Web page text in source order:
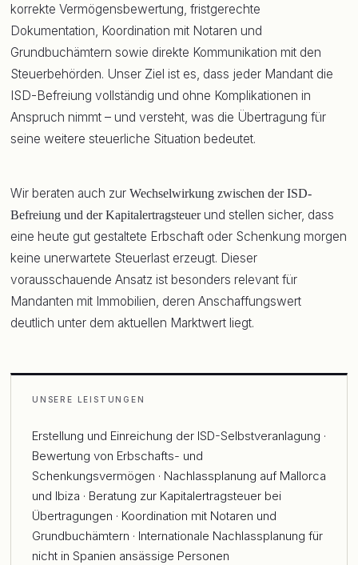
korrekte Vermögensbewertung, fristgerechte
Dokumentation, Koordination mit Notaren und
Grundbuchämtern sowie direkte Kommunikation mit den
Steuerbehörden. Unser Ziel ist es, dass jeder Mandant die
ISD-Befreiung vollständig und ohne Komplikationen in
Anspruch nimmt – und versteht, was die Übertragung für
seine weitere steuerliche Situation bedeutet.
Wir beraten auch zur Wechselwirkung zwischen der ISD-
Befreiung und der Kapitalertragsteuerund stellen sicher, dass
eine heute gut gestaltete Erbschaft oder Schenkung morgen
keine unerwartete Steuerlast erzeugt. Dieser
vorausschauende Ansatz ist besonders relevant für
Mandanten mit Immobilien, deren Anschaffungswert
deutlich unter dem aktuellen Marktwert liegt.
UNSERE LEISTUNGEN
Erstellung und Einreichung der ISD-Selbstveranlagung ·
Bewertung von Erbschafts- und
Schenkungsvermögen · Nachlassplanung auf Mallorca
und Ibiza · Beratung zur Kapitalertragsteuer bei
Übertragungen · Koordination mit Notaren und
Grundbuchämtern · Internationale Nachlassplanung für
nicht in Spanien ansässige Personen